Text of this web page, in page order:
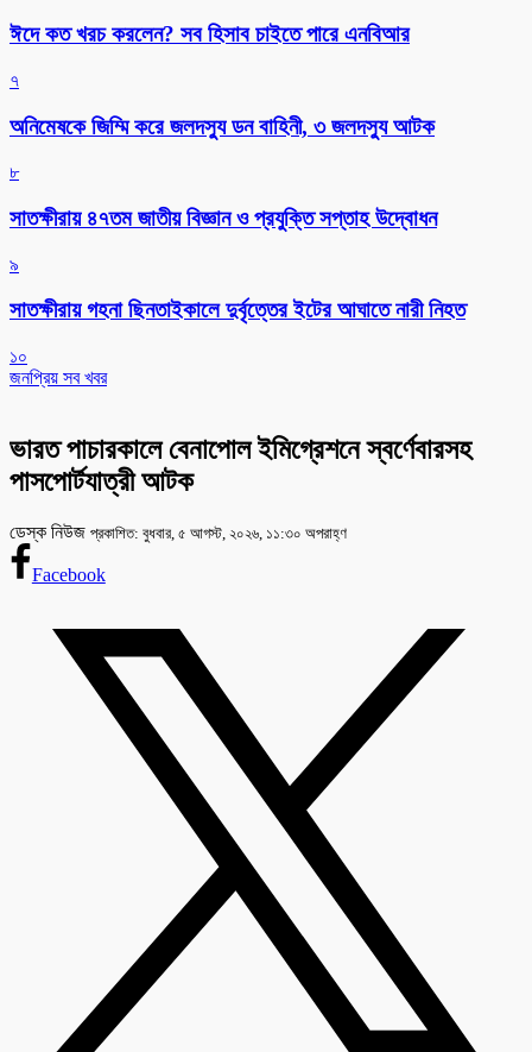
ঈদে কত খরচ করলেন? সব হিসাব চাইতে পারে এনবিআর
৭
অনিমেষকে জিম্মি করে জলদস্যু ডন বাহিনী, ৩ জলদস্যু আটক
৮
সাতক্ষীরায় ৪৭তম জাতীয় বিজ্ঞান ও প্রযুক্তি সপ্তাহ উদ্বোধন
৯
সাতক্ষীরায় গহনা ছিনতাইকালে দুর্বৃত্তের ইটের আঘাতে নারী নিহত
১০
জনপ্রিয় সব খবর
ভারত পাচারকালে বেনাপোল ইমিগ্রেশনে স্বর্ণেবারসহ
পাসপোর্টযাত্রী আটক
ডেস্ক নিউজ প্রকাশিত: বুধবার, ৫ আগস্ট, ২০২৬, ১১:৩০ অপরাহ্ণ
Facebook